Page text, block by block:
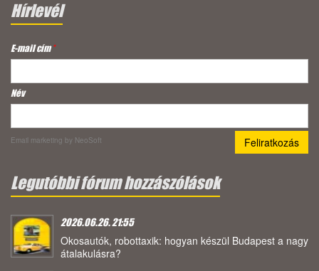
Hírlevél
E-mail cím*
Név
Email marketing by NeoSoft
Legutóbbi fórum hozzászólások
2026.06.26. 21:55
Okosautók, robottaxik: hogyan készül Budapest a nagy
átalakulásra?